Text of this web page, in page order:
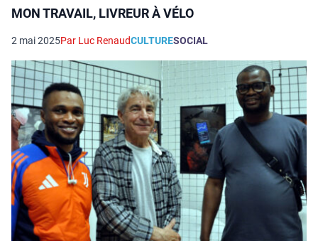
MON TRAVAIL, LIVREUR À VÉLO
2 mai 2025Par Luc RenaudCULTURESOCIAL